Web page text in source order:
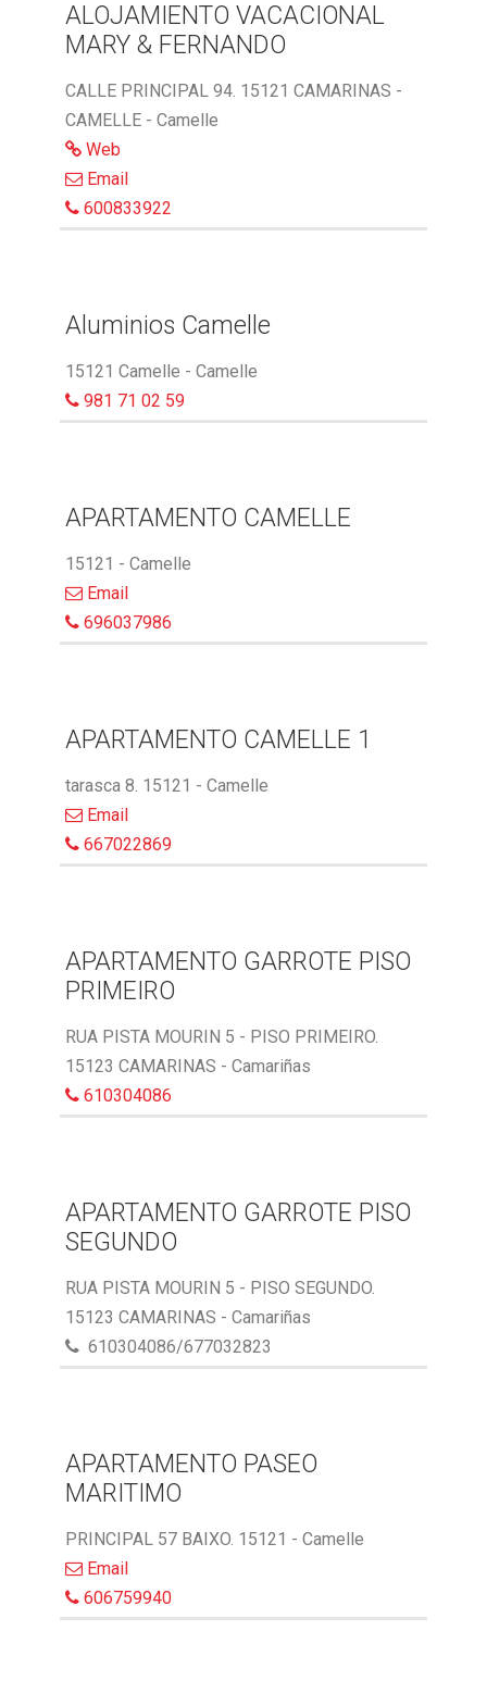
ALOJAMIENTO VACACIONAL
MARY & FERNANDO
CALLE PRINCIPAL 94. 15121 CAMARINAS -
CAMELLE - Camelle
Web
Email
600833922
Aluminios Camelle
15121 Camelle - Camelle
981 71 02 59
APARTAMENTO CAMELLE
15121 - Camelle
Email
696037986
APARTAMENTO CAMELLE 1
tarasca 8. 15121 - Camelle
Email
667022869
APARTAMENTO GARROTE PISO
PRIMEIRO
RUA PISTA MOURIN 5 - PISO PRIMEIRO.
15123 CAMARINAS - Camariñas
610304086
APARTAMENTO GARROTE PISO
SEGUNDO
RUA PISTA MOURIN 5 - PISO SEGUNDO.
15123 CAMARINAS - Camariñas
610304086/677032823
APARTAMENTO PASEO
MARITIMO
PRINCIPAL 57 BAIXO. 15121 - Camelle
Email
606759940